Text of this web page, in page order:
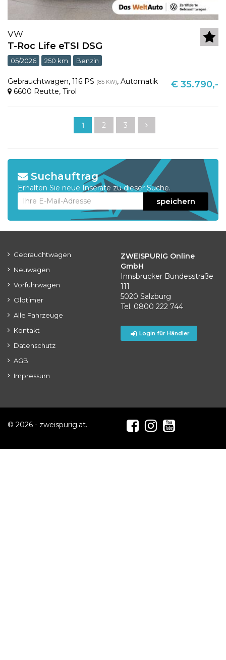
VW
T-Roc Life eTSI DSG
05/2026 250 km Benzin
Gebrauchtwagen, 116 PS (85 KW), Automatik
6600 Reutte, Tirol
€ 35.790,-
1 2 3
Suchauftrag
Erhalten Sie neue Inserate zu dieser Suche.
speichern
Gebrauchtwagen
Neuwagen
Vorführwagen
Oldtimer
Alle Fahrzeuge
Kontakt
Datenschutz
AGB
Impressum
ZWEISPURIG Online
GmbH
Innsbrucker Bundesstraße
111
5020 Salzburg
Tel. 0800 222 744
Login für Händler
© 2026 - zweispurig.at.